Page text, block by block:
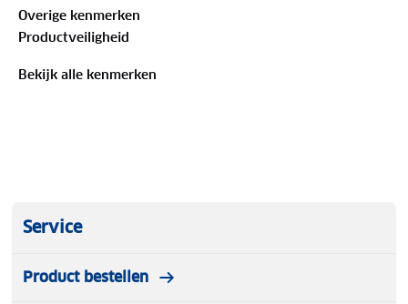
Overige kenmerken
Productveiligheid
Bekijk alle kenmerken
Service
Product bestellen